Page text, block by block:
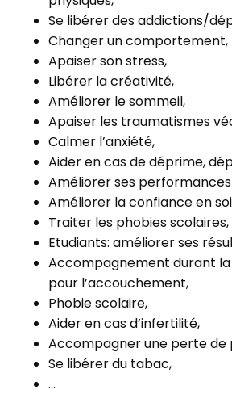
Se libérer des addictions/
Changer un comportement,
Apaiser son stress,
Libérer la créativité,
Améliorer le sommeil,
Apaiser les traumatismes
Calmer l’anxiété,
Aider en cas de déprime,
Améliorer ses
Améliorer la confiance en
Traiter les phobies scolaires,
Etudiants: améliorer ses
Accompagnement durant la
pour l’accouchement,
Phobie scolaire,
Aider en cas d’infertilité,
Accompagner une perte de
Se libérer du tabac,
…